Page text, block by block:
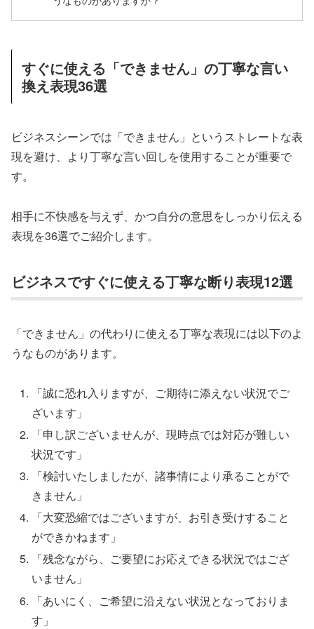
すぐに使える「できません」の丁寧な言い
換え表現36選
ビジネスシーンでは「できません」というストレートな表
現を避け、より丁寧な言い回しを使用することが重要で
す。
相手に不快感を与えず、かつ自分の意思をしっかり伝える
表現を36選でご紹介します。
ビジネスですぐに使える丁寧な断り表現12選
「できません」の代わりに使える丁寧な表現には以下のよ
うなものがあります。
「誠に恐れ入りますが、ご期待に添えない状況でご
ざいます」
「申し訳ございませんが、現時点では対応が難しい
状況です」
「検討いたしましたが、諸事情により承ることがで
きません」
「大変恐縮ではございますが、お引き受けすること
ができかねます」
「残念ながら、ご要望にお応えできる状況ではござ
いません」
「あいにく、ご希望に沿えない状況となっておりま
す」